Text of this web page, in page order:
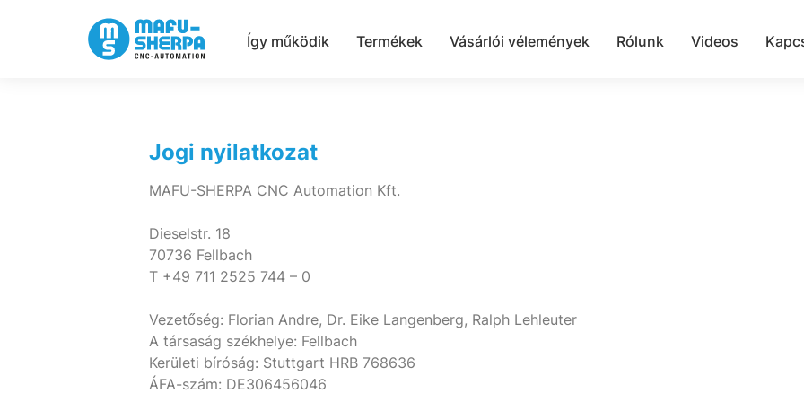
Így működik Termékek Vásárlói vélemények Rólunk Videos
Jogi nyilatkozat
MAFU-SHERPA CNC Automation Kft.
Dieselstr. 18
70736 Fellbach
T +49 711 2525 744 – 0
Vezetőség: Florian Andre, Dr. Eike Langenberg, Ralph Lehleuter
A társaság székhelye: Fellbach
Kerületi bíróság: Stuttgart HRB 768636
ÁFA-szám: DE306456046